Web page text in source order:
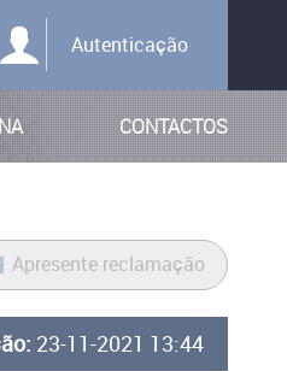
Autenticação
CONTACTOS
Apresente reclamação
23-11-2021 13:44